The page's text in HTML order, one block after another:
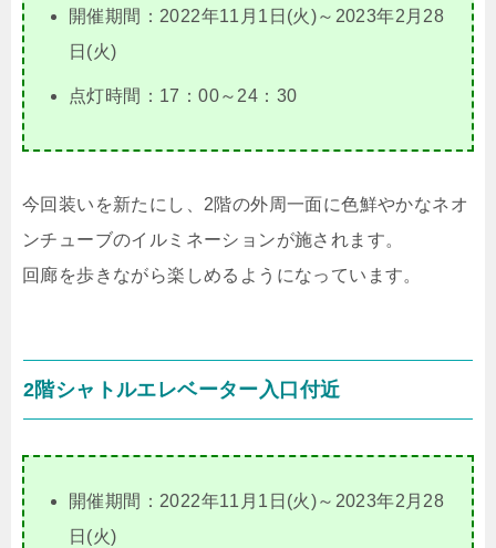
開催期間：2022年11月1日(火)～2023年2月28
日(火)
点灯時間：17：00～24：30
今回装いを新たにし、2階の外周一面に色鮮やかなネオ
ンチューブのイルミネーションが施されます。
回廊を歩きながら楽しめるようになっています。
2階シャトルエレベーター入口付近
開催期間：2022年11月1日(火)～2023年2月28
日(火)